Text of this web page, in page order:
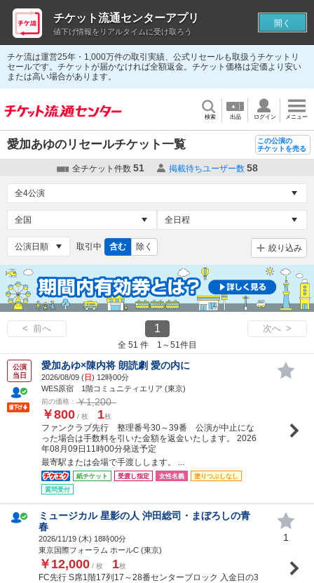
チケ流は運営25年・1,000万件の取引実績、公式リセールも取扱うチケットリ
セールです。チケットが届かなければ全額返金。チケット価格は定価より安い
または高い場合があります。
検索 出品 ログイン メニュー
愛加あゆのリセールチケット一覧
この公演の
チケットを売る
全チケット件数 51 掲載待ちユーザー数 58
取引中 含む 除く 絞り込み
< 前へ 1 次へ >
全 51 件 1～51件目
公演
当日
愛加あゆ×陳内将 朗読劇 愛の内に
2026/08/09 (日) 12時00分
WES原宿 1階コミュニティエリア (東京)
前の価格： ￥1,200
￥800 / 枚 1枚
ファンクラブ先行 整理番号30～39番 公演が中止にな
った場合は手数料を引いた金額を返金いたします。 2026
年08月09日11時00分発送予定
最寄駅または会場で手渡しします。 ...
紙チケット 受渡し指定 女性名義
塗りつぶしなし
質問受付
ミュージカル 星影の人 沖田総司・まぼろしの青
春
2026/11/19 (木) 18時00分
東京国際フォーラム ホールC (東京)
￥12,000 / 枚 1枚
FC先行 S席1階17列17～28番センターブロック 入金日の3
1
チケット流通センターアプリ
値下げ情報をリアルタイムに受け取ろう
開く